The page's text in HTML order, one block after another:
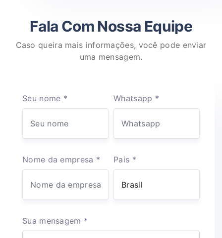
Fala Com Nossa Equipe
Caso queira mais informações, você pode enviar
uma mensagem.
Seu nome * Whatsapp *
Nome da empresa * Pais *
Sua mensagem *